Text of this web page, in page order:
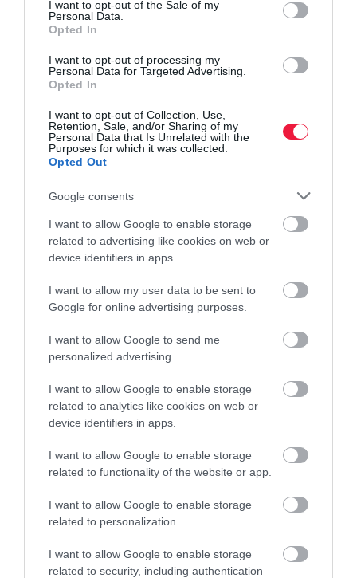
I want to opt-out of the Sale of my
Personal Data.
Opted In
I want to opt-out of processing my
Personal Data for Targeted Advertising.
Opted In
I want to opt-out of Collection, Use,
Retention, Sale, and/or Sharing of my
Personal Data that Is Unrelated with the
Purposes for which it was collected.
Opted Out
Google consents
I want to allow Google to enable storage
related to advertising like cookies on web or
device identifiers in apps.
I want to allow my user data to be sent to
Google for online advertising purposes.
I want to allow Google to send me
personalized advertising.
I want to allow Google to enable storage
related to analytics like cookies on web or
device identifiers in apps.
I want to allow Google to enable storage
related to functionality of the website or app.
I want to allow Google to enable storage
related to personalization.
I want to allow Google to enable storage
related to security, including authentication
elutasításáról
dönthetünk, az élő végrendeletben arról rendelkezhetünk, hogyan
kezelhetnek minket, ha egy baleset vagy súlyos betegség miatt